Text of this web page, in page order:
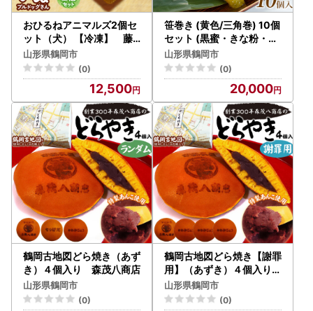
おひるねアニマルズ2個セ
ット（犬） 【冷凍】 藤
田菓子舗
山形県鶴岡市
(0)
12,500
笹巻き (黄色/三角巻) 10個
セット (黒蜜・きな粉・レ
シピ付) 庄内観光物産館
山形県鶴岡市
(0)
20,000
鶴岡古地図どら焼き（あず
き）４個入り 森茂八商店
山形県鶴岡市
(0)
鶴岡古地図どら焼き【謝罪
用】（あずき）４個入り
森茂八商店
山形県鶴岡市
(0)